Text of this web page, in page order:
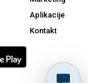
Aplikacije
Kontakt